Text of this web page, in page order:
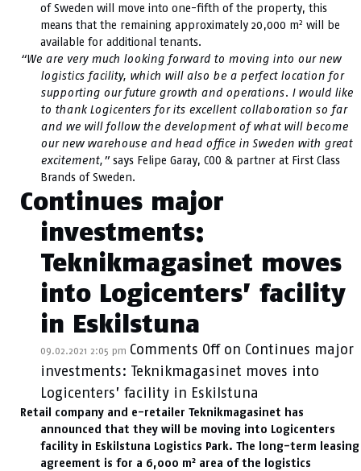
of Sweden will move into one-fifth of the property, this
means that the remaining approximately 20,000 m2 will be
available for additional tenants.
“We are very much looking forward to moving into our new
logistics facility, which will also be a perfect location for
supporting our future growth and operations. I would like
to thank Logicenters for its excellent collaboration so far
and we will follow the development of what will become
our new warehouse and head office in Sweden with great
excitement,”says Felipe Garay, COO & partner at First Class
Brands of Sweden.
Continues major
investments:
Teknikmagasinet moves
into Logicenters’ facility
in Eskilstuna
09.02.2021 2:05 pm Comments Offon Continues major
investments: Teknikmagasinet moves into
Logicenters’ facility in Eskilstuna
Retail company and e-retailer Teknikmagasinet has
announced that they will be moving into Logicenters
facility in Eskilstuna Logistics Park. The long-term leasing
agreement is for a 6,000 m2 area of the logistics